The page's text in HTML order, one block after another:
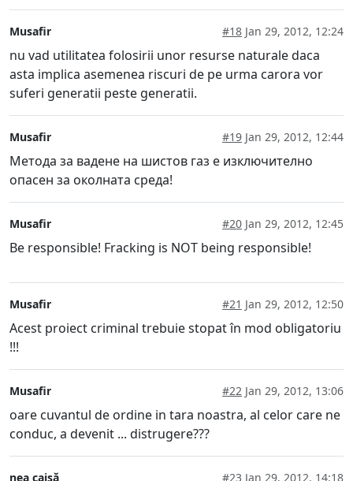
Musafir #18 Jan 29, 2012, 12:24
nu vad utilitatea folosirii unor resurse naturale daca
asta implica asemenea riscuri de pe urma carora vor
suferi generatii peste generatii.
Musafir #19 Jan 29, 2012, 12:44
Метода за вадене на шистов газ е изключително
опасен за околната среда!
Musafir #20 Jan 29, 2012, 12:45
Be responsible! Fracking is NOT being responsible!
Musafir #21 Jan 29, 2012, 12:50
Acest proiect criminal trebuie stopat în mod obligatoriu
!!!
Musafir #22 Jan 29, 2012, 13:06
oare cuvantul de ordine in tara noastra, al celor care ne
conduc, a devenit ... distrugere???
nea caisă #23 Jan 29, 2012, 14:18